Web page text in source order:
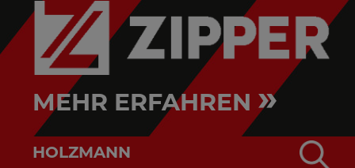
MEHR ERFAHREN »
HOLZMANN